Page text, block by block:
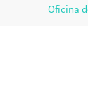
Oficina